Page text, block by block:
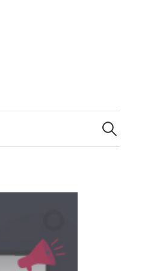
Zoeken
naar: